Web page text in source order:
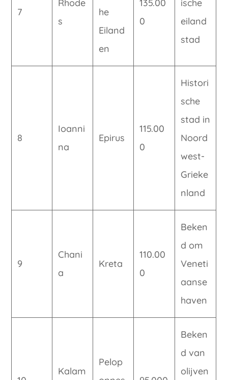
7
Rhode
s
he
Eiland
en
135.00
0
ische
eiland
stad
8
Ioanni
na
Epirus
115.00
0
Histori
sche
stad in
Noord
west-
Grieke
nland
9
Chani
a
Kreta
110.00
0
Beken
d om
Veneti
aanse
haven
Kalam
Pelop
Beken
d van
olijven